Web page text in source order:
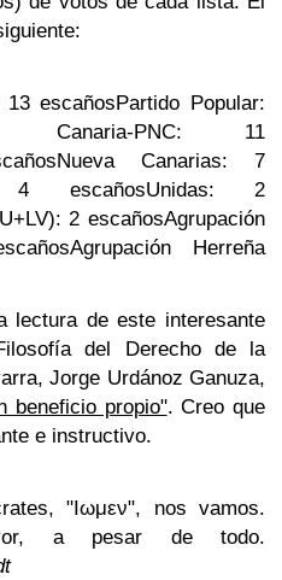
13 escaños Partido Popular:
Canaria-PNC: 11
Nueva Canarias: 7
4 escañosUnidas: 2
2 escañosAgrupación
Agrupación Herreña
lectura de este interesante
del Derecho de la
Jorge Urdánoz Ganuza,
beneficio propio". Creo que
e instructivo.
"Ιωμεν", nos vamos.
a pesar de todo.